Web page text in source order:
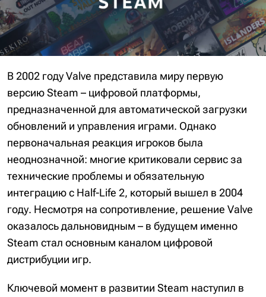
В 2002 году Valve представила миру первую
версию Steam – цифровой платформы,
предназначенной для автоматической загрузки
обновлений и управления играми. Однако
первоначальная реакция игроков была
неоднозначной: многие критиковали сервис за
технические проблемы и обязательную
интеграцию с Half-Life 2, который вышел в 2004
году. Несмотря на сопротивление, решение Valve
оказалось дальновидным – в будущем именно
Steam стал основным каналом цифровой
дистрибуции игр.
Ключевой момент в развитии Steam наступил в